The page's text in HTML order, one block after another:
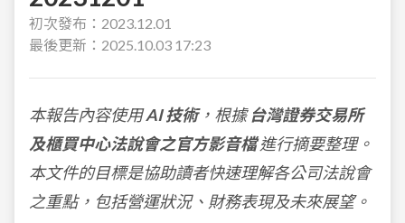
初次發布： 2023.12.01
最後更新： 2025.10.03 17:23
本報告內容使用AI 技術，根據台灣證券交易所
及櫃買中心法說會之官方影音檔進行摘要整理。
本文件的目標是協助讀者快速理解各公司法說會
之重點，包括營運狀況、財務表現及未來展望。